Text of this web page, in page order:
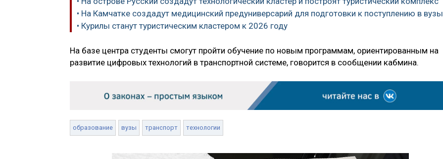
• На Камчатке создадут медицинский предуниверсарий для подготовки к поступлению в вузы
• Курилы станут туристическим кластером к 2026 году
На базе центра студенты смогут пройти обучение по новым программам, ориентированным на
развитие цифровых технологий в транспортной системе, говорится в сообщении кабмина.
образование вузы транспорт технологии